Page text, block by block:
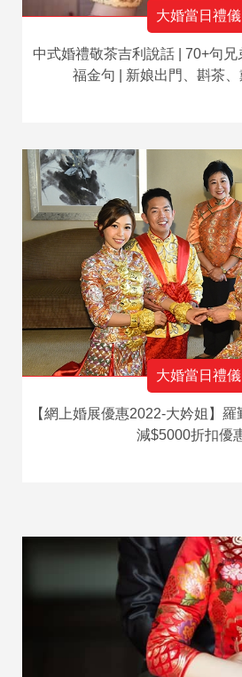
大婚當日禮儀
中式婚禮敬茶吉利說話 | 70+句
福金句 | 新娘出門、斟茶
大婚當日禮儀
【網上婚展優惠2022-大妗姐】
減$5000折扣優